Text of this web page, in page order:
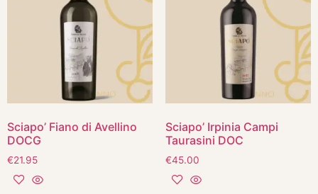
Sciapo’ Fiano di Avellino
DOCG
€21.95
Sciapo’ Irpinia Campi
Taurasini DOC
€45.00